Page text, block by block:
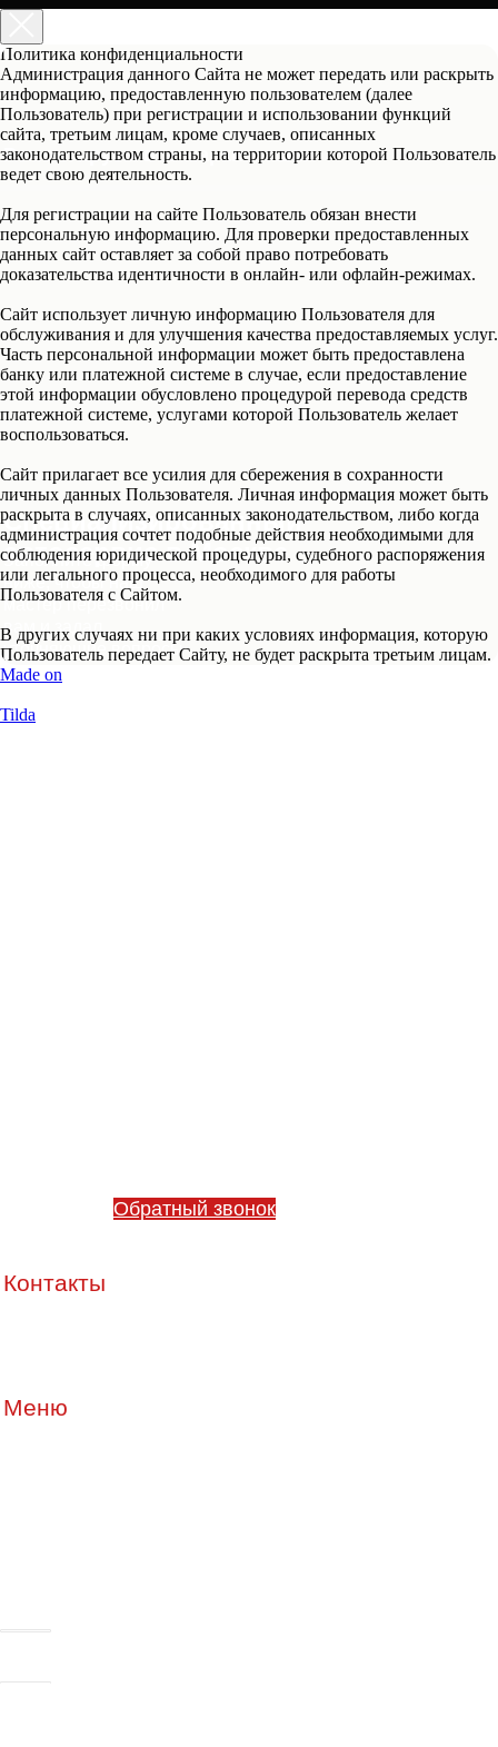
работают отзывчивые. Работает до
магазин автозапчастей под рукой.
Ребята смотрят при работах на ноличии
колодок , пыльники шруса и т д.
Семён Туртуев
20.09.2024 г.
Выражаю свою благодарность сервису
и их сотрудникам за качественную
работу, было много проблем но ребята
молодцы, персонал вежливый и
доброжелательный рекомендую
Анна Липская
Ремонтируем все марки машин
Специализированный
автосервис в Москве
Заполните форму
ниже, чтобы наш
мастер перезвонил
вам и задал
уточняющие вопросы
и записал вас на
Политика конфиденциальности
Администрация данного Сайта не может передать или раскрыть
информацию, предоставленную пользователем (далее
Пользователь) при регистрации и использовании функций
сайта, третьим лицам, кроме случаев, описанных
законодательством страны, на территории которой Пользователь
ведет свою деятельность.
Для регистрации на сайте Пользователь обязан внести
персональную информацию. Для проверки предоставленных
данных сайт оставляет за собой право потребовать
доказательства идентичности в онлайн- или офлайн-режимах.
Сайт использует личную информацию Пользователя для
обслуживания и для улучшения качества предоставляемых услуг.
Часть персональной информации может быть предоставлена
банку или платежной системе в случае, если предоставление
этой информации обусловлено процедурой перевода средств
платежной системе, услугами которой Пользователь желает
воспользоваться.
Сайт прилагает все усилия для сбережения в сохранности
личных данных Пользователя. Личная информация может быть
раскрыта в случаях, описанных законодательством, либо когда
администрация сочтет подобные действия необходимыми для
соблюдения юридической процедуры, судебного распоряжения
или легального процесса, необходимого для работы
Пользователя с Сайтом.
В других случаях ни при каких условиях информация, которую
Пользователь передает Сайту, не будет раскрыта третьим лицам.
Made on
Tilda